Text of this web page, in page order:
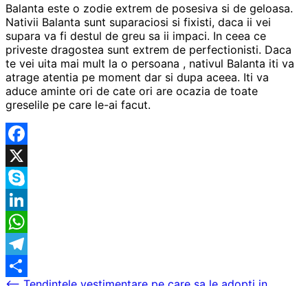
Balanta este o zodie extrem de posesiva si de geloasa.
Nativii Balanta sunt suparaciosi si fixisti, daca ii vei
supara va fi destul de greu sa ii impaci. In ceea ce
priveste dragostea sunt extrem de perfectionisti. Daca
te vei uita mai mult la o persoana , nativul Balanta iti va
atrage atentia pe moment dar si dupa aceea. Iti va
aduce aminte ori de cate ori are ocazia de toate
greselile pe care le-ai facut.
Facebook
X
Skype
LinkedIn
WhatsApp
Telegram